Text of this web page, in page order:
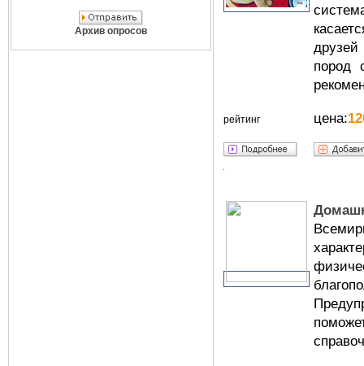
Архив опросов
пород
рейтинг цена: